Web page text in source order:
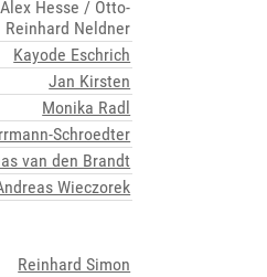
Alex Hesse / Otto-
Reinhard Neldner
Kayode Eschrich
Jan Kirsten
Monika Radl
Schroedter
van den Brandt
Wieczorek
Reinhard Simon